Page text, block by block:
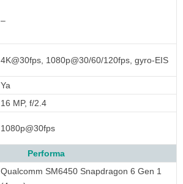
–
4K@30fps, 1080p@30/60/120fps, gyro-EIS
Ya
16 MP, f/2.4
1080p@30fps
Performa
Qualcomm SM6450 Snapdragon 6 Gen 1